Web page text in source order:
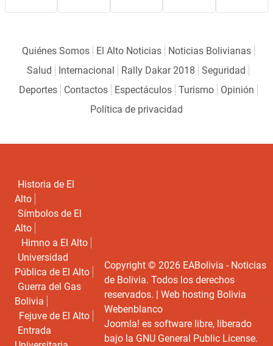
Quiénes Somos El Alto Noticias
Noticias Bolivianas
Salud
Internacional Rally Dakar 2018
Seguridad
Deportes
Contactos Espectáculos Turismo
Opinión
Política de privacidad
Historia de El
Alto
Símbolos de El
Alto
Himno a El Alto
Universidad
Pública de El Alto
Guerra del Gas
Bolivia
Fejuve de El Alto
Entrada
Copyright © 2026 EABolivia - Noticias
de Bolivia. Todos los derechos
reservados. |Web hosting Bolivia
Webenblanco
Joomla! es software libre, liberado
bajo la GNU General Public License.